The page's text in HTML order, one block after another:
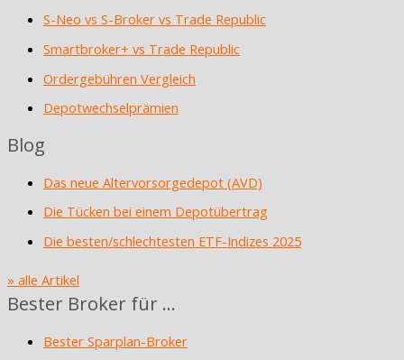
S-Neo vs S-Broker vs Trade Republic
Smartbroker+ vs Trade Republic
Ordergebühren Vergleich
Depotwechselprämien
Blog
Das neue Altervorsorgedepot (AVD)
Die Tücken bei einem Depotübertrag
Die besten/schlechtesten ETF-Indizes 2025
» alle Artikel
Bester Broker für …
Bester Sparplan-Broker